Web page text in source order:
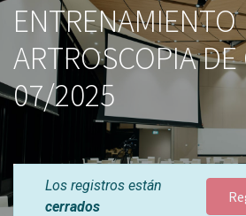
ENTRENAMIENTO
ARTROSCOPIA
07/2025
Los registros están
cerrados